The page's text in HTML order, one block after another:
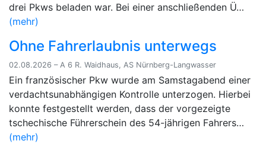
drei Pkws beladen war. Bei einer anschließenden Ü…
(mehr)
Ohne Fahrerlaubnis unterwegs
02.08.2026 – A 6 R. Waidhaus, AS Nürnberg-Langwasser
Ein französischer Pkw wurde am Samstagabend einer
verdachtsunabhängigen Kontrolle unterzogen. Hierbei
konnte festgestellt werden, dass der vorgezeigte
tschechische Führerschein des 54-jährigen Fahrers…
(mehr)